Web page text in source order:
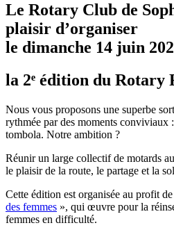
Le Rotary Club de
plaisir d’organiser
le dimanche 14 juin
la 2ᵉ édition du Rotary
Nous vous proposons une superbe
rythmée par des moments conviviaux
tombola. Notre ambition ?
Réunir un large collectif de motards
le plaisir de la route, le partage et la
Cette édition est organisée au profit
des femmes », qui œuvre pour la
femmes en difficulté.